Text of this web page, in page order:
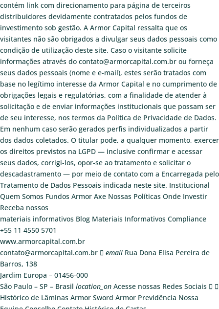
contém link com direcionamento para página de terceiros
distribuidores devidamente contratados pelos fundos de
investimento sob gestão. A Armor Capital ressalta que os
visitantes não são obrigados a divulgar seus dados pessoais como
condição de utilização deste site. Caso o visitante solicite
informações através do contato@armorcapital.com.br ou forneça
seus dados pessoais (nome e e-mail), estes serão tratados com
base no legítimo interesse da Armor Capital e no cumprimento de
obrigações legais e regulatórias, com a finalidade de atender à
solicitação e de enviar informações institucionais que possam ser
de seu interesse, nos termos da Política de Privacidade de Dados.
Em nenhum caso serão gerados perfis individualizados a partir
dos dados coletados. O titular pode, a qualquer momento, exercer
os direitos previstos na LGPD — inclusive confirmar e acessar
seus dados, corrigi-los, opor-se ao tratamento e solicitar o
descadastramento — por meio de contato com a Encarregada pelo
Tratamento de Dados Pessoais indicada neste site. Institucional
Quem Somos Fundos Armor Axe Nossas Políticas Onde Investir
Receba nossos
materiais informativos Blog Materiais Informativos Compliance
+55 11 4550 5701
www.armorcapital.com.br
contato@armorcapital.com.br
email Rua Dona Elisa Pereira de
Barros, 138
Jardim Europa – 01456-000
São Paulo – SP – Brasil location_on Acesse nossas Redes Sociais
Histórico de Lâminas Armor Sword Armor Previdência Nossa